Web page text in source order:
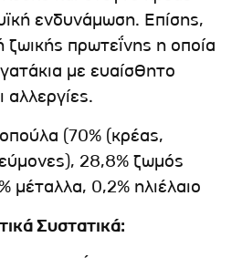
ενδυνάμωση. Επίσης,
ζωικής πρωτεΐνης η οποία
με ευαίσθητο
αλλεργίες.
(70% (κρέας,
28,8% ζωμός
μέταλλα, 0,2% ηλιέλαιο
Συστατικά: